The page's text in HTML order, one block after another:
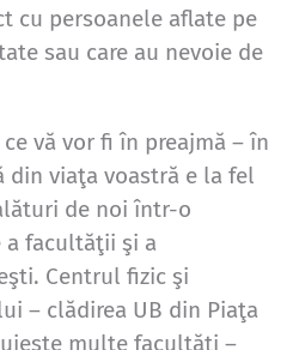
cu persoanele aflate pe
sau care au nevoie de
vă vor fi în preajmă – în
din viaţa voastră e la fel
de noi într-o
a facultăţii şi a
Centrul fizic şi
– clădirea UB din Piaţa
multe facultăţi –